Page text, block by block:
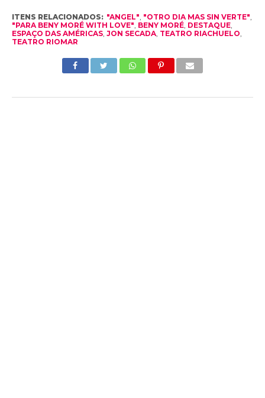
ITENS RELACIONADOS: "ANGEL", "OTRO DIA MAS SIN VERTE",
"PARA BENY MORÉ WITH LOVE", BENY MORÉ, DESTAQUE,
ESPAÇO DAS AMÉRICAS, JON SECADA, TEATRO RIACHUELO,
TEATRO RIOMAR